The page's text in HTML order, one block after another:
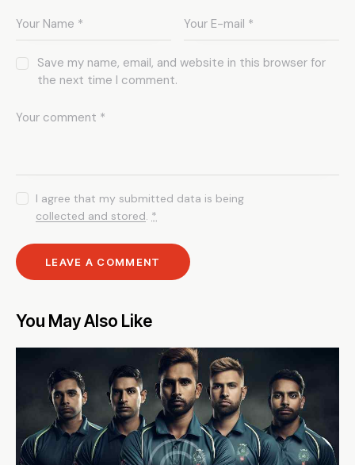
Save my name, email, and website in this browser for
the next time I comment.
I agree that my submitted data is being
collected and stored. *
You May Also Like